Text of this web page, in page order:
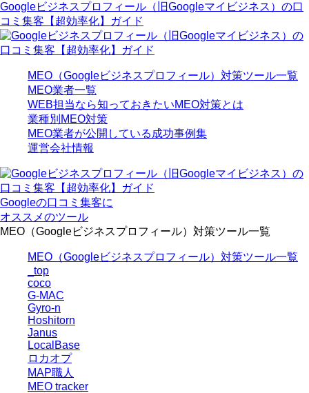
Googleビジネスプロフィール（旧Googleマイビジネス）の口
コミ集客【超効率化】ガイド
MEO（Googleビジネスプロフィール）対策ツール一覧
MEO業者一覧
WEB担当なら知っておきたいMEO対策とは
業種別MEO対策
MEO業者が公開している成功事例集
運営会社情報
Googleの口コミ集客に
オススメのツール
MEO（Googleビジネスプロフィール）対策ツール一覧
MEO（Googleビジネスプロフィール）対策ツール一覧
_top
coco
G-MAC
Gyro-n
Hoshitorn
Janus
LocalBase
ロカオプ
MAP職人
MEO tracker